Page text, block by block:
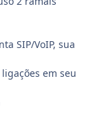
SIP/VoIP, sua
em seu